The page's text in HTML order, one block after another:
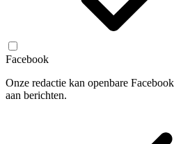
Facebook
Onze redactie kan openbare
aan berichten.